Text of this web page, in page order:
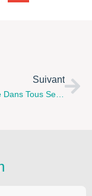
Suivant
"Le Couple Dans Tous Ses États" Soirée Spectacle Lundi 14 Décembre 2015 De 20 H À 22 H Hôtel De Guînes À Arras